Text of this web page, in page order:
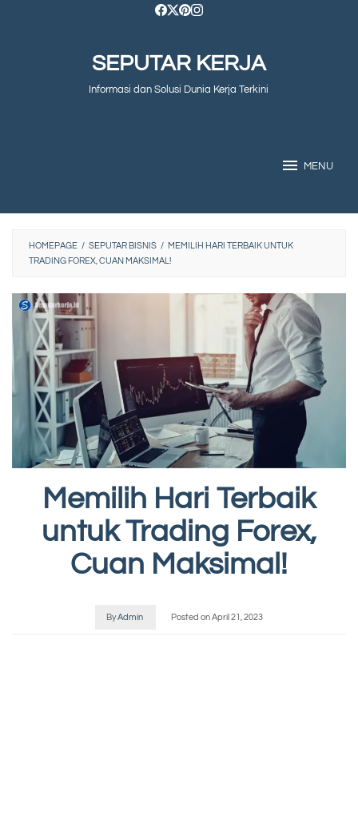
SEPUTAR KERJA
Informasi dan Solusi Dunia Kerja Terkini
MENU
HOMEPAGE / SEPUTAR BISNIS / MEMILIH HARI TERBAIK UNTUK
TRADING FOREX, CUAN MAKSIMAL!
Memilih Hari Terbaik
untuk Trading Forex,
Cuan Maksimal!
ByAdmin Posted onApril 21, 2023